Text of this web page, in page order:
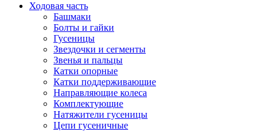
Ходовая часть
Башмаки
Болты и гайки
Гусеницы
Звездочки и сегменты
Звенья и пальцы
Катки опорные
Катки поддерживающие
Направляющие колеса
Комплектующие
Натяжители гусеницы
Цепи гусеничные